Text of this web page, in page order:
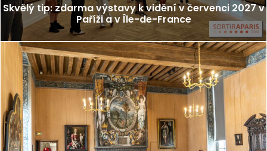
Skvělý tip: zdarma výstavy k vidění v červenci 2027 v
Paříži a v Île-de-France